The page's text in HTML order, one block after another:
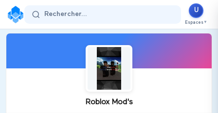
Rechercher...
U
Espaces ▼
Roblox Mod's